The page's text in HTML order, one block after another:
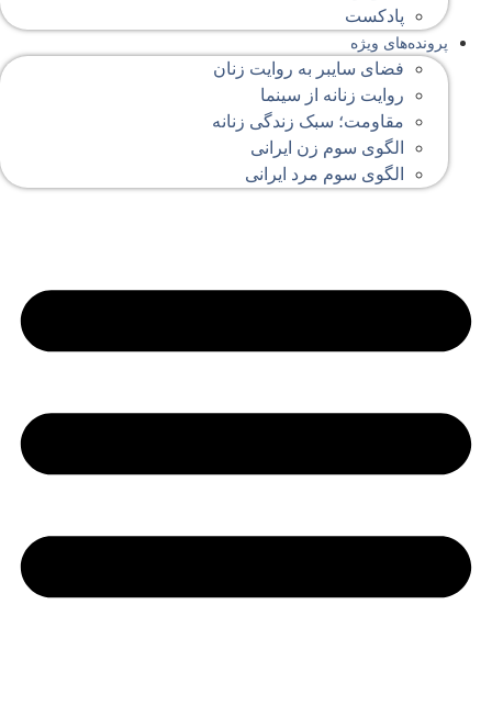
پادکست
پرونده‌های ویژه
فضای سایبر به روایت زنان
روایت زنانه از سینما
مقاومت؛ سبک زندگی زنانه
الگوی سوم زن ایرانی
الگوی سوم مرد ایرانی